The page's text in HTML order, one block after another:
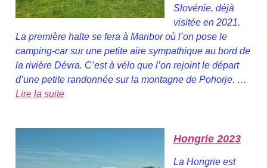
Slovénie, déjà
visitée en 2021.
La première halte se fera à Maribor où l’on pose le
camping-car sur une petite aire sympathique au bord de
la rivière Dévra. C’est à vélo que l’on rejoint le départ
d’une petite randonnée sur la montagne de Pohorje. …
Lire la suite
Hongrie 2023
La Hongrie est